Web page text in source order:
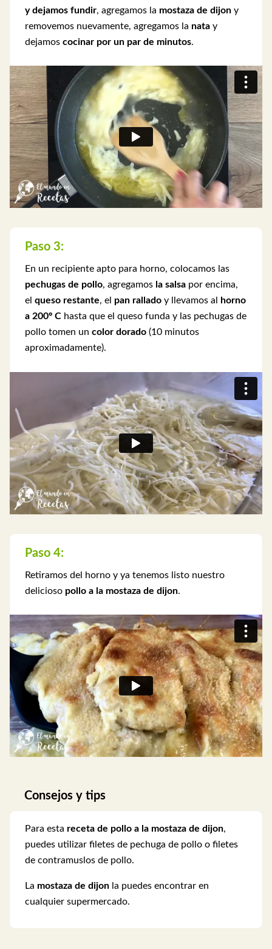
y dejamos fundir, agregamos la mostaza de dijon y
removemos nuevamente, agregamos la nata y
dejamos cocinar por un par de minutos.
Paso 3:
En un recipiente apto para horno, colocamos las
pechugas de pollo, agregamos la salsa por encima,
el queso restante, el pan rallado y llevamos al
horno
a 200º C hasta que el queso funda y las pechugas de
pollo tomen un color dorado (10 minutos
aproximadamente).
Paso 4:
Retiramos del horno y ya tenemos listo nuestro
delicioso pollo a la mostaza de dijon.
Consejos y tips
Para esta receta de pollo a la mostaza de dijon,
puedes utilizar filetes de pechuga de pollo o filetes
de contramuslos de pollo.
La mostaza de dijon la puedes encontrar en
cualquier supermercado.